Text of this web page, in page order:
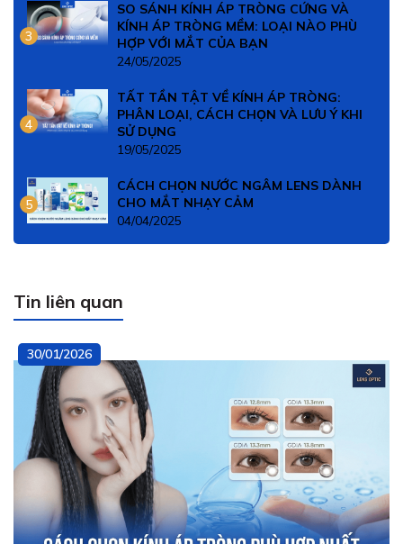
3
SO SÁNH KÍNH ÁP TRÒNG CỨNG VÀ
KÍNH ÁP TRÒNG MỀM: LOẠI NÀO PHÙ
HỢP VỚI MẮT CỦA BẠN
24/05/2025
4
TẤT TẦN TẬT VỀ KÍNH ÁP TRÒNG:
PHÂN LOẠI, CÁCH CHỌN VÀ LƯU Ý KHI
SỬ DỤNG
19/05/2025
5
CÁCH CHỌN NƯỚC NGÂM LENS DÀNH
CHO MẮT NHẠY CẢM
04/04/2025
Tin liên quan
30/01/2026